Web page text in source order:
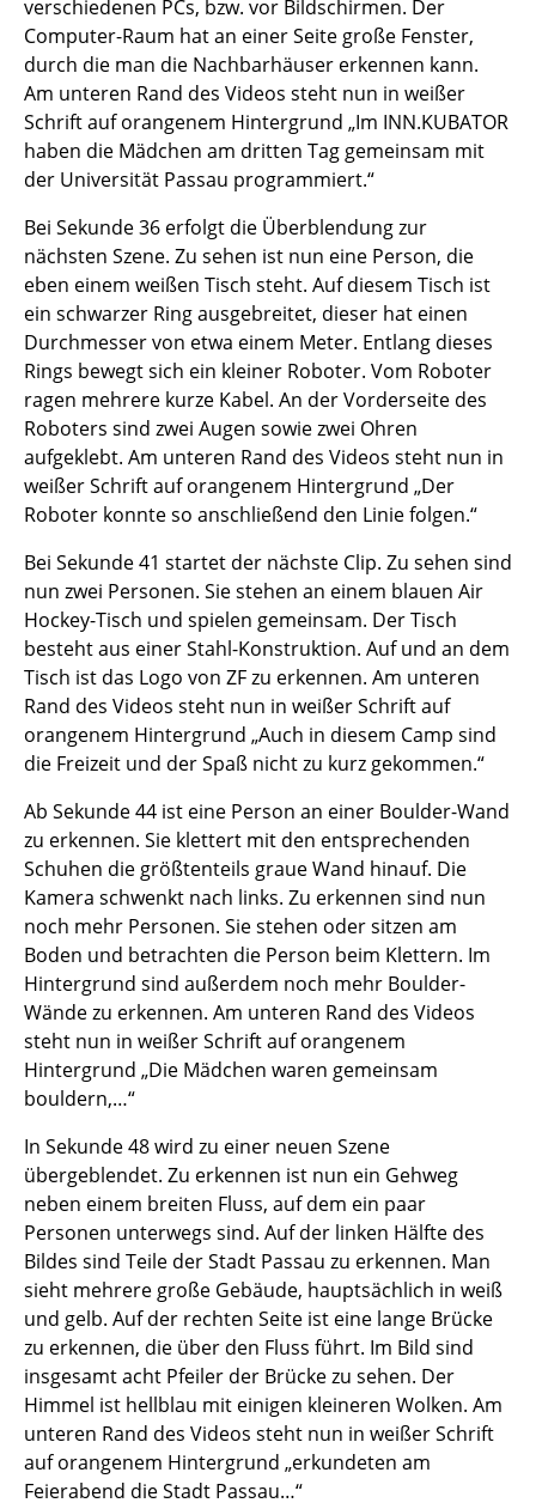
verschiedenen PCs, bzw. vor Bildschirmen. Der
Computer-Raum hat an einer Seite große Fenster,
durch die man die Nachbarhäuser erkennen kann.
Am unteren Rand des Videos steht nun in weißer
Schrift auf orangenem Hintergrund „Im INN.KUBATOR
haben die Mädchen am dritten Tag gemeinsam mit
der Universität Passau programmiert.“
Bei Sekunde 36 erfolgt die Überblendung zur
nächsten Szene. Zu sehen ist nun eine Person, die
eben einem weißen Tisch steht. Auf diesem Tisch ist
ein schwarzer Ring ausgebreitet, dieser hat einen
Durchmesser von etwa einem Meter. Entlang dieses
Rings bewegt sich ein kleiner Roboter. Vom Roboter
ragen mehrere kurze Kabel. An der Vorderseite des
Roboters sind zwei Augen sowie zwei Ohren
aufgeklebt. Am unteren Rand des Videos steht nun in
weißer Schrift auf orangenem Hintergrund „Der
Roboter konnte so anschließend den Linie folgen.“
Bei Sekunde 41 startet der nächste Clip. Zu sehen sind
nun zwei Personen. Sie stehen an einem blauen Air
Hockey-Tisch und spielen gemeinsam. Der Tisch
besteht aus einer Stahl-Konstruktion. Auf und an dem
Tisch ist das Logo von ZF zu erkennen. Am unteren
Rand des Videos steht nun in weißer Schrift auf
orangenem Hintergrund „Auch in diesem Camp sind
die Freizeit und der Spaß nicht zu kurz gekommen.“
Ab Sekunde 44 ist eine Person an einer Boulder-Wand
zu erkennen. Sie klettert mit den entsprechenden
Schuhen die größtenteils graue Wand hinauf. Die
Kamera schwenkt nach links. Zu erkennen sind nun
noch mehr Personen. Sie stehen oder sitzen am
Boden und betrachten die Person beim Klettern. Im
Hintergrund sind außerdem noch mehr Boulder-
Wände zu erkennen. Am unteren Rand des Videos
steht nun in weißer Schrift auf orangenem
Hintergrund „Die Mädchen waren gemeinsam
bouldern,…“
In Sekunde 48 wird zu einer neuen Szene
übergeblendet. Zu erkennen ist nun ein Gehweg
neben einem breiten Fluss, auf dem ein paar
Personen unterwegs sind. Auf der linken Hälfte des
Bildes sind Teile der Stadt Passau zu erkennen. Man
sieht mehrere große Gebäude, hauptsächlich in weiß
und gelb. Auf der rechten Seite ist eine lange Brücke
zu erkennen, die über den Fluss führt. Im Bild sind
insgesamt acht Pfeiler der Brücke zu sehen. Der
Himmel ist hellblau mit einigen kleineren Wolken. Am
unteren Rand des Videos steht nun in weißer Schrift
auf orangenem Hintergrund „erkundeten am
Feierabend die Stadt Passau…“